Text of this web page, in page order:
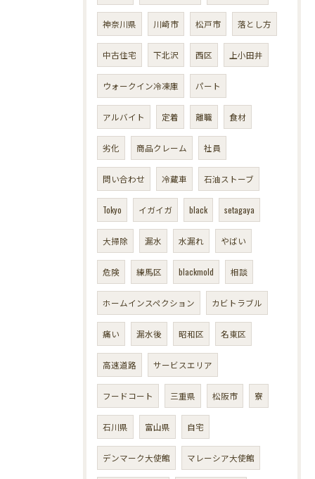
神奈川県 川崎市 松戸市 落とし方
中古住宅 下北沢 西区 上小田井
ウォークイン冷凍庫 パート
アルバイト 定着 離職 食材
劣化 商品クレーム 社員
問い合わせ 冷蔵車 石油ストーブ
Tokyo イガイガ black setagaya
大掃除 漏水 水漏れ やばい
危険 練馬区 blackmold 相談
ホームインスペクション カビトラブル
痛い 漏水後 昭和区 名東区
高速道路 サービスエリア
フードコート 三重県 松阪市 寮
石川県 富山県 自宅
デンマーク大使館 マレーシア大使館